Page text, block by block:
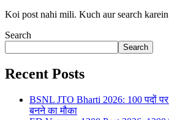
Koi post nahi mili. Kuch aur search
Search
Search
Recent Posts
BSNL JTO Bharti 2026: 100 पदों
बनने का मौका